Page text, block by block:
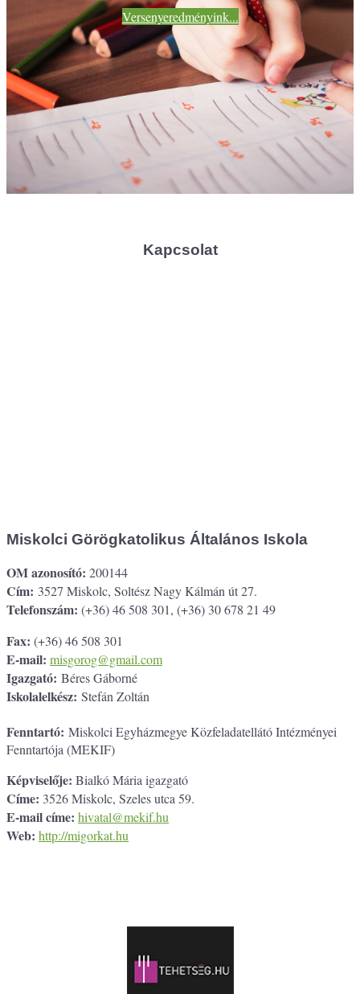
Versenyeredményink...
Kapcsolat
Miskolci Görögkatolikus Általános Iskola
OM azonosító: 200144
Cím: 3527 Miskolc, Soltész Nagy Kálmán út 27.
Telefonszám: (+36) 46 508 301, (+36) 30 678 21 49
Fax: (+36) 46 508 301
E-mail: misgorog@gmail.com
Igazgató: Béres Gáborné
Iskolalelkész: Stefán Zoltán
Fenntartó: Miskolci Egyházmegye Közfeladatellátó Intézményei
Fenntartója (MEKIF)
Képviselője: Bialkó Mária igazgató
Címe: 3526 Miskolc, Szeles utca 59.
E-mail címe: hivatal@mekif.hu
Web: http://migorkat.hu